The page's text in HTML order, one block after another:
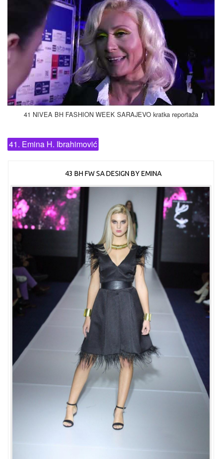
41 NIVEA BH FASHION WEEK SARAJEVO kratka reportaža
41. Emina H. Ibrahimović
43 BH FW SA DESIGN BY EMINA